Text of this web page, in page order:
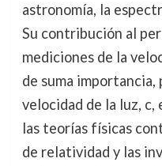
astronomía, la
Su contribución al
mediciones de la
de suma
velocidad de la luz,
las teorías físicas
de relatividad y las